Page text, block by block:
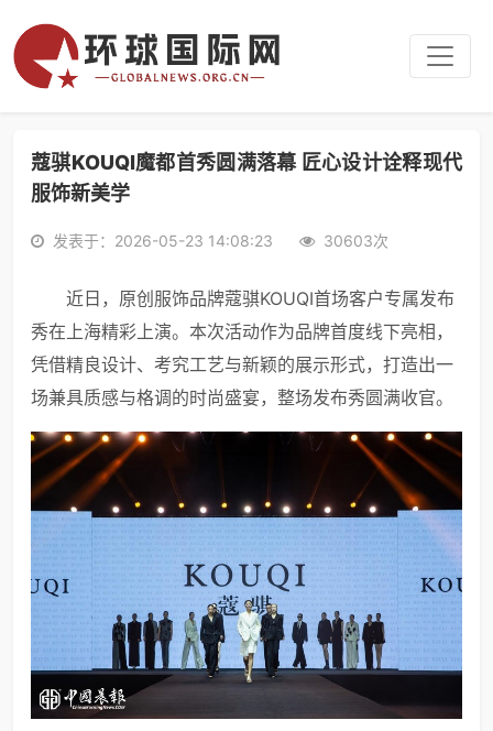
蔻骐KOUQI魔都首秀圆满落幕 匠心设计诠释现代
服饰新美学
发表于：2026-05-23 14:08:23 30603次
近日，原创服饰品牌蔻骐KOUQI首场客户专属发布
秀在上海精彩上演。本次活动作为品牌首度线下亮相，
凭借精良设计、考究工艺与新颖的展示形式，打造出一
场兼具质感与格调的时尚盛宴，整场发布秀圆满收官。